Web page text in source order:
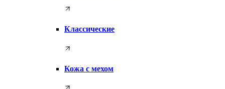
Классические
Кожа с мехом